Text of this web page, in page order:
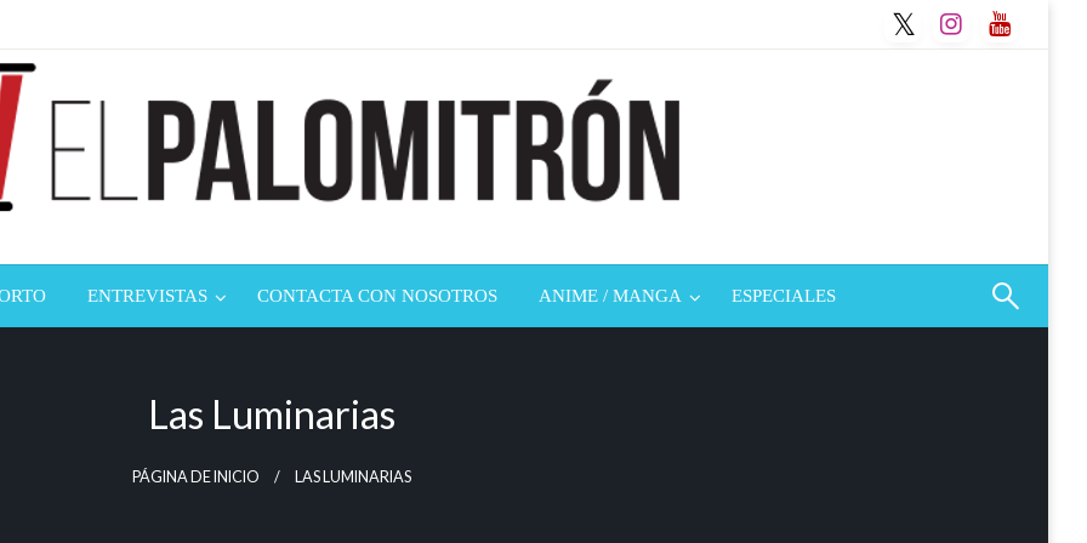
ENTREVISTAS CONTACTA CON NOSOTROS ANIME / MANGA ESPECIALES
Las Luminarias
PÁGINA DE INICIO LAS LUMINARIAS